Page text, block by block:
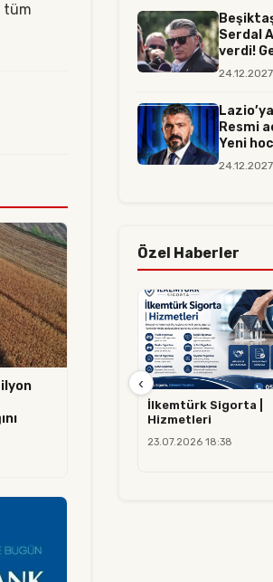
tüm
Serdal
verdi!
Resmi
Yeni
Özel Haberler
İlkemtürk Sigorta |
Hizmetleri
23.07.2026 18:38
‹